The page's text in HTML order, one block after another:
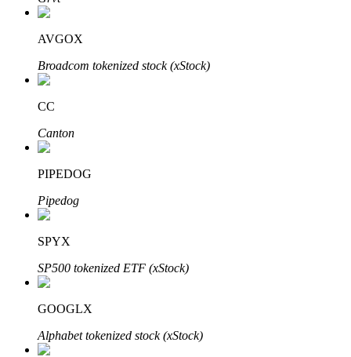
Investimento Automático
Aprenda como ganhar renda passiva
Bitrue
AI
AVGOX
Broadcom tokenized stock (xStock)
CC
Canton
PIPEDOG
Pipedog
SPYX
SP500 tokenized ETF (xStock)
GOOGLX
Alphabet tokenized stock (xStock)